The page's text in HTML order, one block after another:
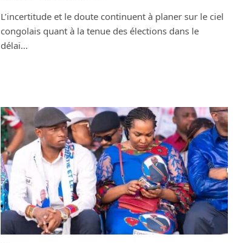
L’incertitude et le doute continuent à planer sur le ciel
congolais quant à la tenue des élections dans le
délai…